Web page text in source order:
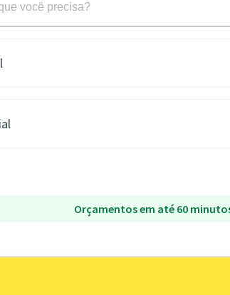
Orçamentos em até 60